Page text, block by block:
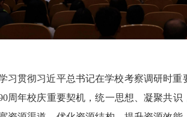
习贯彻习近平总书记在学校考察调研时
周年校庆重要契机，统一思想、凝聚共